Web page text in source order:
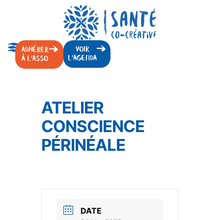
ADHÉRER
À L'ASSO
VOIR
L'AGENDA
ATELIER
CONSCIENCE
PÉRINÉALE
DATE